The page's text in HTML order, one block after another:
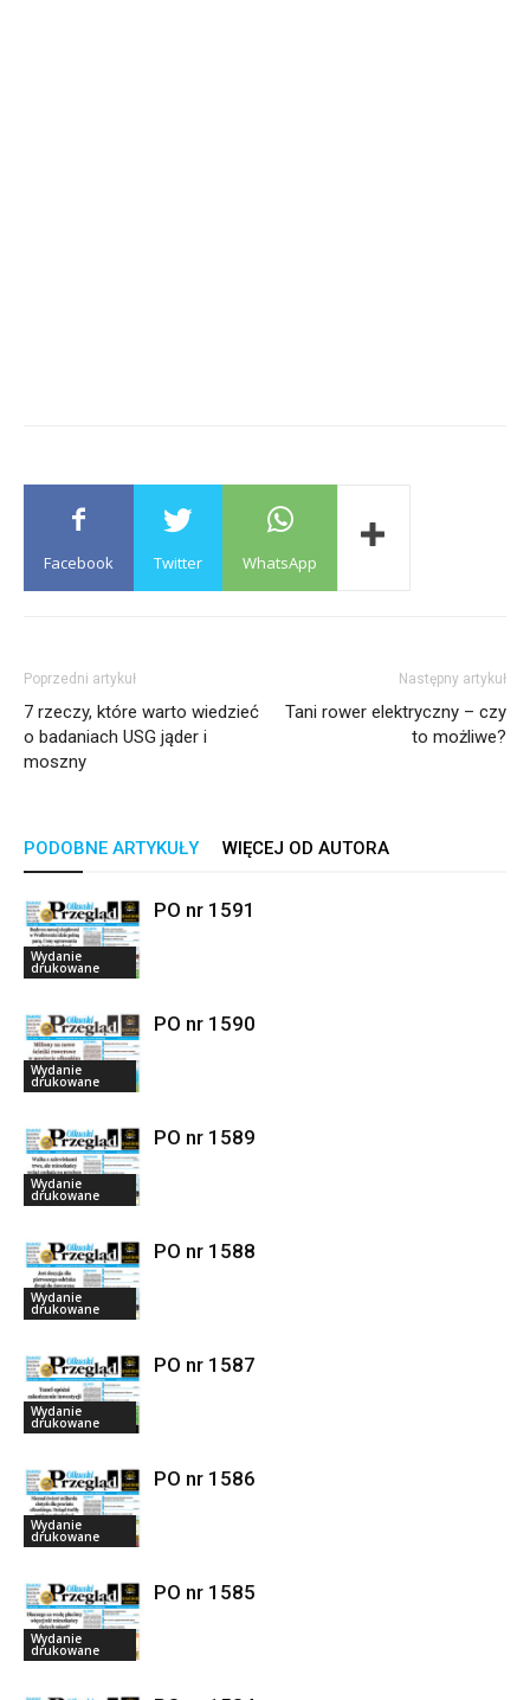
Facebook Twitter WhatsApp
Poprzedni artykuł
7 rzeczy, które warto wiedzieć
o badaniach USG jąder i
moszny
Następny artykuł
Tani rower elektryczny – czy
to możliwe?
PODOBNE ARTYKUŁY WIĘCEJ OD AUTORA
Wydanie
drukowane
PO nr 1591
Wydanie
drukowane
PO nr 1590
Wydanie
drukowane
PO nr 1589
Wydanie
drukowane
PO nr 1588
Wydanie
drukowane
PO nr 1587
Wydanie
drukowane
PO nr 1586
Wydanie
drukowane
PO nr 1585